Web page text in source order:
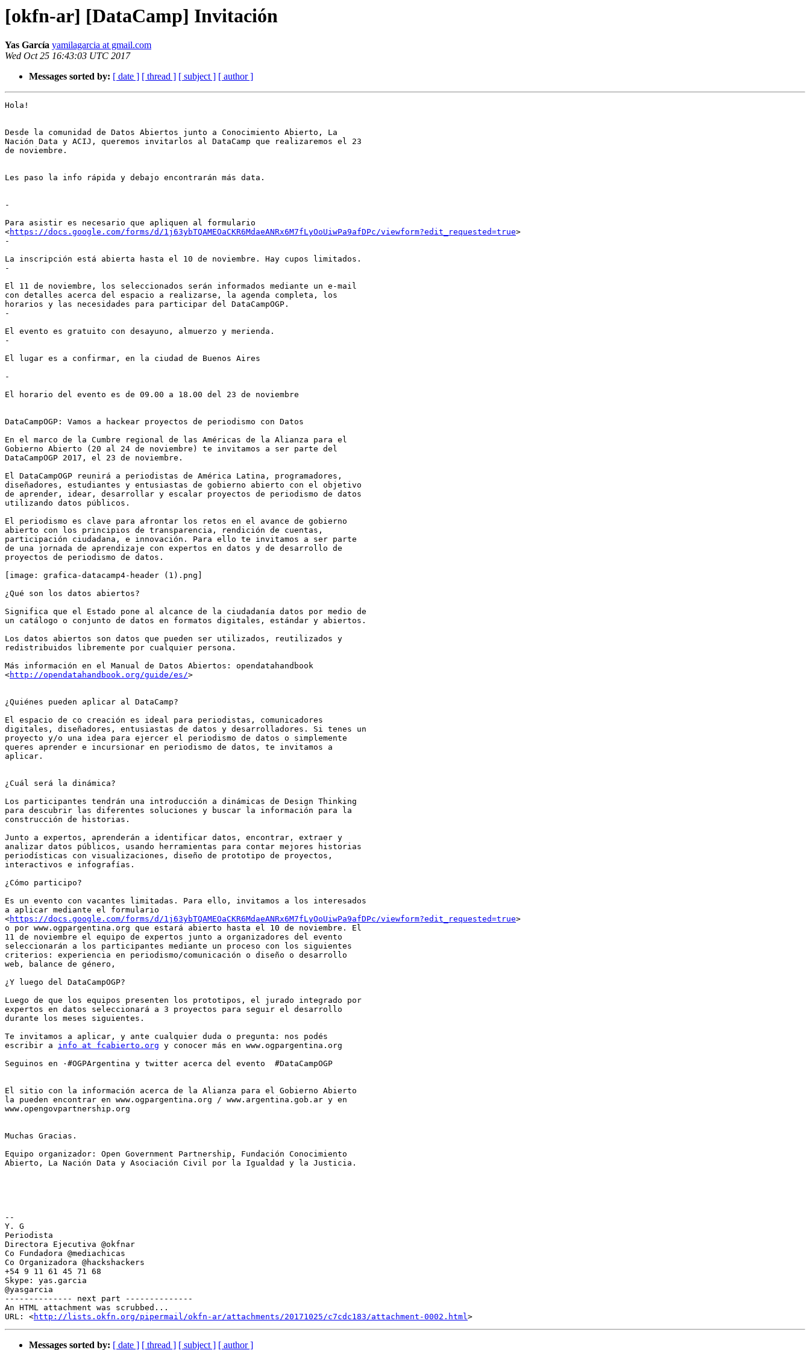
[okfn-ar] [DataCamp] Invitación
Yas García yamilagarcia at gmail.com
Wed Oct 25 16:43:03 UTC 2017
Messages sorted by: [ date ] [ thread ] [ subject ] [ author ]
Hola!
Desde la comunidad de Datos Abiertos junto a Conocimiento Abierto, La
Nación Data y ACIJ, queremos invitarlos al DataCamp que realizaremos el 23
de noviembre.
Les paso la info rápida y debajo encontrarán más data.
-
Para asistir es necesario que apliquen al formulario
<https://docs.google.com/forms/d/1j63ybTQAMEOaCKR6MdaeANRx6M7fLyOoUiwPa9afDPc/viewform?edit_requested=true>
-
La inscripción está abierta hasta el 10 de noviembre. Hay cupos limitados.
-
El 11 de noviembre, los seleccionados serán informados mediante un e-mail
con detalles acerca del espacio a realizarse, la agenda completa, los
horarios y las necesidades para participar del DataCampOGP.
-
El evento es gratuito con desayuno, almuerzo y merienda.
-
El lugar es a confirmar, en la ciudad de Buenos Aires
-
El horario del evento es de 09.00 a 18.00 del 23 de noviembre
DataCampOGP: Vamos a hackear proyectos de periodismo con Datos
En el marco de la Cumbre regional de las Américas de la Alianza para el
Gobierno Abierto (20 al 24 de noviembre) te invitamos a ser parte del
DataCampOGP 2017, el 23 de noviembre.
El DataCampOGP reunirá a periodistas de América Latina, programadores,
diseñadores, estudiantes y entusiastas de gobierno abierto con el objetivo
de aprender, idear, desarrollar y escalar proyectos de periodismo de datos
utilizando datos públicos.
El periodismo es clave para afrontar los retos en el avance de gobierno
abierto con los principios de transparencia, rendición de cuentas,
participación ciudadana, e innovación. Para ello te invitamos a ser parte
de una jornada de aprendizaje con expertos en datos y de desarrollo de
proyectos de periodismo de datos.
[image: grafica-datacamp4-header (1).png]
¿Qué son los datos abiertos?
Significa que el Estado pone al alcance de la ciudadanía datos por medio de
un catálogo o conjunto de datos en formatos digitales, estándar y abiertos.
Los datos abiertos son datos que pueden ser utilizados, reutilizados y
redistribuidos libremente por cualquier persona.
Más información en el Manual de Datos Abiertos: opendatahandbook
<http://opendatahandbook.org/guide/es/>
¿Quiénes pueden aplicar al DataCamp?
El espacio de co creación es ideal para periodistas, comunicadores
digitales, diseñadores, entusiastas de datos y desarrolladores. Si tenes un
proyecto y/o una idea para ejercer el periodismo de datos o simplemente
queres aprender e incursionar en periodismo de datos, te invitamos a
aplicar.
¿Cuál será la dinámica?
Los participantes tendrán una introducción a dinámicas de Design Thinking
para descubrir las diferentes soluciones y buscar la información para la
construcción de historias.
Junto a expertos, aprenderán a identificar datos, encontrar, extraer y
analizar datos públicos, usando herramientas para contar mejores historias
periodísticas con visualizaciones, diseño de prototipo de proyectos,
interactivos e infografías.
¿Cómo participo?
Es un evento con vacantes limitadas. Para ello, invitamos a los interesados
a aplicar mediante el formulario
<https://docs.google.com/forms/d/1j63ybTQAMEOaCKR6MdaeANRx6M7fLyOoUiwPa9afDPc/viewform?edit_requested=true>
o por www.ogpargentina.org que estará abierto hasta el 10 de noviembre. El
11 de noviembre el equipo de expertos junto a organizadores del evento
seleccionarán a los participantes mediante un proceso con los siguientes
criterios: experiencia en periodismo/comunicación o diseño o desarrollo
web, balance de género,
¿Y luego del DataCampOGP?
Luego de que los equipos presenten los prototipos, el jurado integrado por
expertos en datos seleccionará a 3 proyectos para seguir el desarrollo
durante los meses siguientes.
Te invitamos a aplicar, y ante cualquier duda o pregunta: nos podés
escribir a info at fcabierto.org y conocer más en www.ogpargentina.org
Seguinos en ·#OGPArgentina y twitter acerca del evento  #DataCampOGP
El sitio con la información acerca de la Alianza para el Gobierno Abierto
la pueden encontrar en www.ogpargentina.org / www.argentina.gob.ar y en
www.opengovpartnership.org
Muchas Gracias.
Equipo organizador: Open Government Partnership, Fundación Conocimiento
Abierto, La Nación Data y Asociación Civil por la Igualdad y la Justicia.
--
Y. G
Periodista
Directora Ejecutiva @okfnar
Co Fundadora @mediachicas
Co Organizadora @hackshackers
+54 9 11 61 45 71 68
Skype: yas.garcia
@yasgarcia
-------------- next part --------------
An HTML attachment was scrubbed...
URL: <http://lists.okfn.org/pipermail/okfn-ar/attachments/20171025/c7cdc183/attachment-0002.html
Messages sorted by: [ date ] [ thread ] [ subject ] [ author ]